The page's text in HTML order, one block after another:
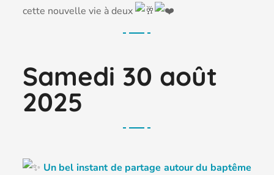
cette nouvelle vie à deux
Samedi 30 août
2025
Un bel instant de partage autour du baptême